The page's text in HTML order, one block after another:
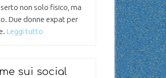
non solo fisico, ma
Due donne expat per
Leggi tutto
sui social